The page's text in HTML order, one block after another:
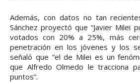
Además, con datos no tan
Sánchez proyectó que “Javier Milei
votados con 20% a 25%, más
penetración en los jóvenes y los
señaló que “el de Milei es un
que Alfredo Olmedo le tracciona
puntos”.